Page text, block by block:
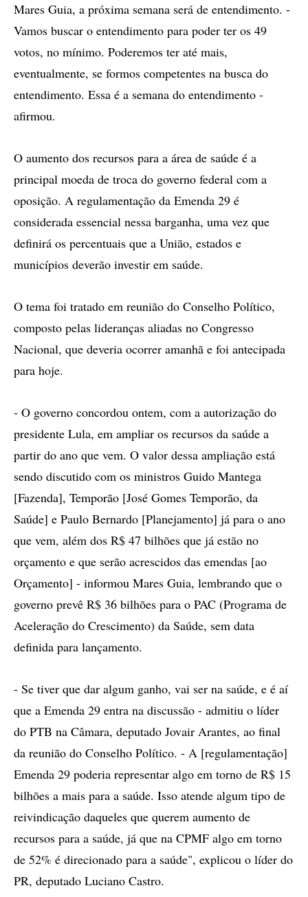
Mares Guia, a próxima semana será de entendimento. -
Vamos buscar o entendimento para poder ter os 49
votos, no mínimo. Poderemos ter até mais,
eventualmente, se formos competentes na busca do
entendimento. Essa é a semana do entendimento -
afirmou.
O aumento dos recursos para a área de saúde é a
principal moeda de troca do governo federal com a
oposição. A regulamentação da Emenda 29 é
considerada essencial nessa barganha, uma vez que
definirá os percentuais que a União, estados e
municípios deverão investir em saúde.
O tema foi tratado em reunião do Conselho Político,
composto pelas lideranças aliadas no Congresso
Nacional, que deveria ocorrer amanhã e foi antecipada
para hoje.
- O governo concordou ontem, com a autorização do
presidente Lula, em ampliar os recursos da saúde a
partir do ano que vem. O valor dessa ampliação está
sendo discutido com os ministros Guido Mantega
[Fazenda], Temporão [José Gomes Temporão, da
Saúde] e Paulo Bernardo [Planejamento] já para o ano
que vem, além dos R$ 47 bilhões que já estão no
orçamento e que serão acrescidos das emendas [ao
Orçamento] - informou Mares Guia, lembrando que o
governo prevê R$ 36 bilhões para o PAC (Programa de
Aceleração do Crescimento) da Saúde, sem data
definida para lançamento.
- Se tiver que dar algum ganho, vai ser na saúde, e é aí
que a Emenda 29 entra na discussão - admitiu o líder
do PTB na Câmara, deputado Jovair Arantes, ao final
da reunião do Conselho Político. - A [regulamentação]
Emenda 29 poderia representar algo em torno de R$ 15
bilhões a mais para a saúde. Isso atende algum tipo de
reivindicação daqueles que querem aumento de
recursos para a saúde, já que na CPMF algo em torno
de 52% é direcionado para a saúde", explicou o líder do
PR, deputado Luciano Castro.